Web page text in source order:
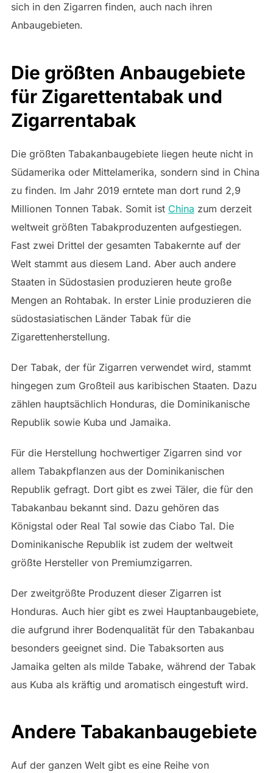
sich in den Zigarren finden, auch nach ihren
Anbaugebieten.
Die größten Anbaugebiete
für Zigarettentabak und
Zigarrentabak
Die größten Tabakanbaugebiete liegen heute nicht in
Südamerika oder Mittelamerika, sondern sind in China
zu finden. Im Jahr 2019 erntete man dort rund 2,9
Millionen Tonnen Tabak. Somit ist China zum derzeit
weltweit größten Tabakproduzenten aufgestiegen.
Fast zwei Drittel der gesamten Tabakernte auf der
Welt stammt aus diesem Land. Aber auch andere
Staaten in Südostasien produzieren heute große
Mengen an Rohtabak. In erster Linie produzieren die
südostasiatischen Länder Tabak für die
Zigarettenherstellung.
Der Tabak, der für Zigarren verwendet wird, stammt
hingegen zum Großteil aus karibischen Staaten. Dazu
zählen hauptsächlich Honduras, die Dominikanische
Republik sowie Kuba und Jamaika.
Für die Herstellung hochwertiger Zigarren sind vor
allem Tabakpflanzen aus der Dominikanischen
Republik gefragt. Dort gibt es zwei Täler, die für den
Tabakanbau bekannt sind. Dazu gehören das
Königstal oder Real Tal sowie das Ciabo Tal. Die
Dominikanische Republik ist zudem der weltweit
größte Hersteller von Premiumzigarren.
Der zweitgrößte Produzent dieser Zigarren ist
Honduras. Auch hier gibt es zwei Hauptanbaugebiete,
die aufgrund ihrer Bodenqualität für den Tabakanbau
besonders geeignet sind. Die Tabaksorten aus
Jamaika gelten als milde Tabake, während der Tabak
aus Kuba als kräftig und aromatisch eingestuft wird.
Andere Tabakanbaugebiete
Auf der ganzen Welt gibt es eine Reihe von